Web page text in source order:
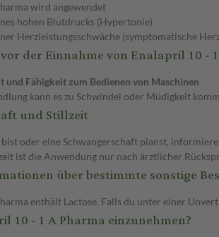
wird angewendet
hohen Blutdrucks (Hypertonie)
Herzleistungsschwäche (symptomatische
der Einnahme von Enalapril 10 -
Fähigkeit zum Bedienen von Maschinen
kann es zu Schwindel oder Müdigkeit
und Stillzeit
oder eine Schwangerschaft planst,
ist die Anwendung nur nach ärztlicher
über bestimmte sonstige
enthält Lactose. Falls du unter einer
10 - 1 A Pharma einzunehmen?